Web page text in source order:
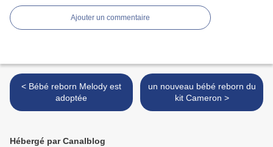
Ajouter un commentaire
< Bébé reborn Melody est
adoptée
un nouveau bébé reborn du
kit Cameron >
Hébergé par Canalblog